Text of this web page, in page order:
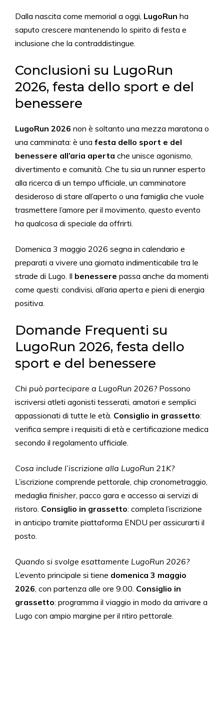
Dalla nascita come memorial a oggi, LugoRun ha
saputo crescere mantenendo lo spirito di festa e
inclusione che la contraddistingue.
Conclusioni su LugoRun
2026, festa dello sport e del
benessere
LugoRun 2026 non è soltanto una mezza maratona o
una camminata: è una festa dello sport e del
benessere all’aria aperta che unisce agonismo,
divertimento e comunità. Che tu sia un runner esperto
alla ricerca di un tempo ufficiale, un camminatore
desideroso di stare all’aperto o una famiglia che vuole
trasmettere l’amore per il movimento, questo evento
ha qualcosa di speciale da offrirti.
Domenica 3 maggio 2026 segna in calendario e
preparati a vivere una giornata indimenticabile tra le
strade di Lugo. Il benessere passa anche da momenti
come questi: condivisi, all’aria aperta e pieni di energia
positiva.
Domande Frequenti su
LugoRun 2026, festa dello
sport e del benessere
Chi può partecipare a LugoRun 2026?Possono
iscriversi atleti agonisti tesserati, amatori e semplici
appassionati di tutte le età. Consiglio in grassetto:
verifica sempre i requisiti di età e certificazione medica
secondo il regolamento ufficiale.
Cosa include l’iscrizione alla LugoRun 21K?
L’iscrizione comprende pettorale, chip cronometraggio,
medaglia finisher, pacco gara e accesso ai servizi di
ristoro. Consiglio in grassetto: completa l’iscrizione
in anticipo tramite piattaforma ENDU per assicurarti il
posto.
Quando si svolge esattamente LugoRun 2026?
L’evento principale si tiene domenica 3 maggio
2026, con partenza alle ore 9.00. Consiglio in
grassetto: programma il viaggio in modo da arrivare a
Lugo con ampio margine per il ritiro pettorale.